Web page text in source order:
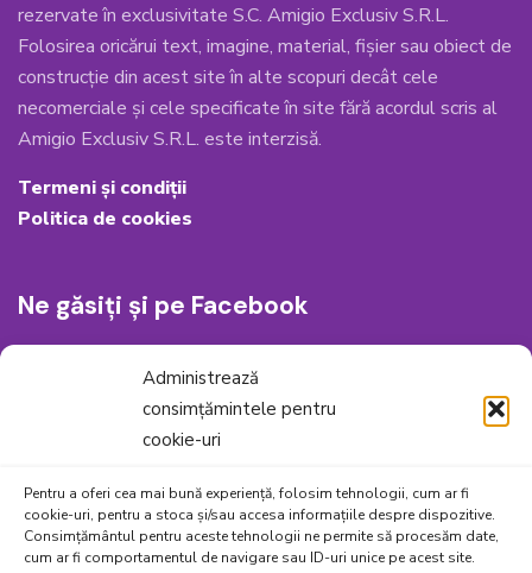
Administrează
consimțămintele pentru
cookie-uri
Pentru a oferi cea mai bună experiență, folosim tehnologii, cum ar fi
cookie-uri, pentru a stoca și/sau accesa informațiile despre dispozitive.
Consimțământul pentru aceste tehnologii ne permite să procesăm date,
cum ar fi comportamentul de navigare sau ID-uri unice pe acest site.
rezervate în exclusivitate S.C. Amigio Exclusiv S.R.L.
Folosirea oricărui text, imagine, material, fișier sau obiect de
construcție din acest site în alte scopuri decât cele
necomerciale și cele specificate în site fără acordul scris al
Amigio Exclusiv S.R.L. este interzisă.
Termeni și condiții
Politica de cookies
Ne găsiți și pe Facebook